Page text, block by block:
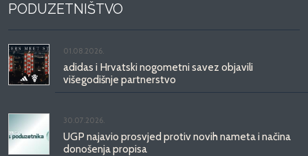
PODUZETNIŠTVO
01.08.2026.
adidas i Hrvatski nogometni savez objavili
višegodišnje partnerstvo
30.07.2026.
UGP najavio prosvjed protiv novih nameta i načina
donošenja propisa